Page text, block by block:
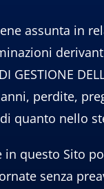
assunta in
GESTIONE
perdite,
quanto nello
questo Sito
senza